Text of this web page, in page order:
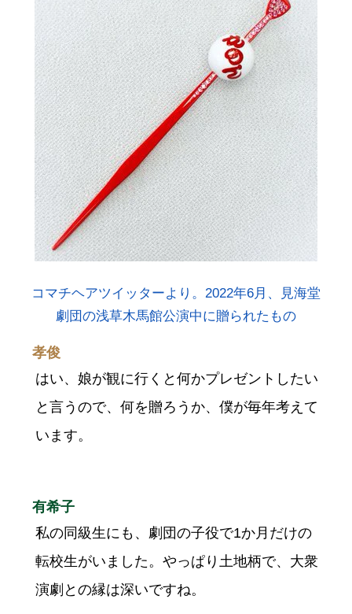
コマチヘアツイッターより。2022年6月、見海堂
劇団の浅草木馬館公演中に贈られたもの
孝俊
はい、娘が観に行くと何かプレゼントしたい
と言うので、何を贈ろうか、僕が毎年考えて
います。
有希子
私の同級生にも、劇団の子役で1か月だけの
転校生がいました。やっぱり土地柄で、大衆
演劇との縁は深いですね。